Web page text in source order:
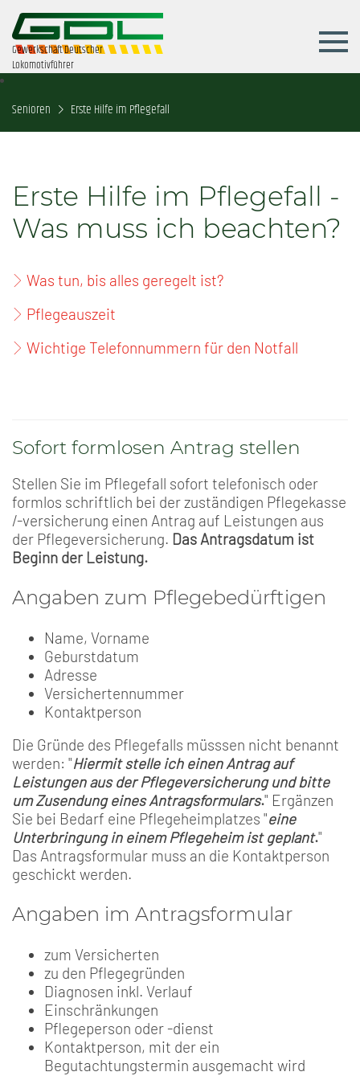
Gewerkschaft Deutscher
Lokomotivführer
Senioren Erste Hilfe im Pflegefall
Erste Hilfe im Pflegefall -
Was muss ich beachten?
Was tun, bis alles geregelt ist?
Pflegeauszeit
Wichtige Telefonnummern für den Notfall
Sofort formlosen Antrag stellen
Stellen Sie im Pflegefall sofort telefonisch oder
formlos schriftlich bei der zuständigen Pflegekasse
/-versicherung einen Antrag auf Leistungen aus
der Pflegeversicherung. Das Antragsdatum ist
Beginn der Leistung.
Angaben zum Pflegebedürftigen
Name, Vorname
Geburstdatum
Adresse
Versichertennummer
Kontaktperson
Die Gründe des Pflegefalls müsssen nicht benannt
werden: "Hiermit stelle ich einen Antrag auf
Leistungen aus der Pflegeversicherung und bitte
um Zusendung eines Antragsformulars." Ergänzen
Sie bei Bedarf eine Pflegeheimplatzes "eine
Unterbringung in einem Pflegeheim ist geplant."
Das Antragsformular muss an die Kontaktperson
geschickt werden.
Angaben im Antragsformular
zum Versicherten
zu den Pflegegründen
Diagnosen inkl. Verlauf
Einschränkungen
Pflegeperson oder -dienst
Kontaktperson, mit der ein
Begutachtungstermin ausgemacht wird